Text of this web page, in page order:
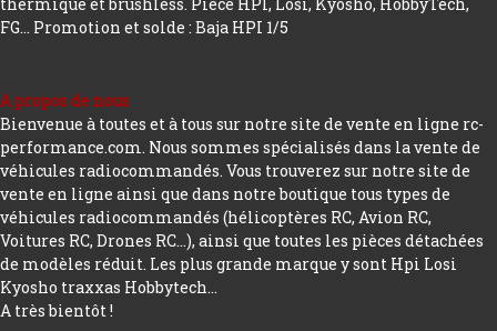
FG... Promotion et solde : Baja HPI 1/5
A propos de nous
Bienvenue à toutes et à tous sur notre site de vente en ligne rc-
performance.com. Nous sommes spécialisés dans la vente de
véhicules radiocommandés. Vous trouverez sur notre site de
vente en ligne ainsi que dans notre boutique tous types de
véhicules radiocommandés (hélicoptères RC, Avion RC,
Voitures RC, Drones RC…), ainsi que toutes les pièces détachées
de modèles réduit. Les plus grande marque y sont Hpi Losi
Kyosho traxxas Hobbytech...
A très bientôt !